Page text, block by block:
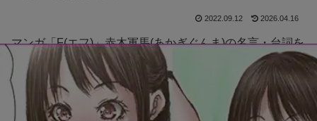
2022.09.12 2026.04.16
マンガ「F(エフ)」赤木軍馬(あかぎぐんま)の名言・台詞を
まとめていきます。